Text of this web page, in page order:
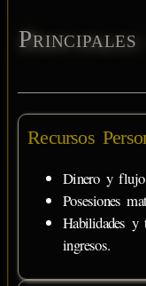
Principales
Recursos
Dinero y flujo
Posesiones
Habilidades y
ingresos.